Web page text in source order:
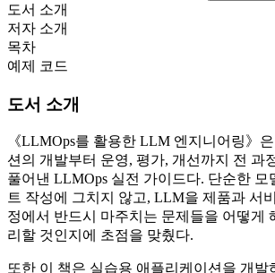
도서 소개
저자 소개
목차
예제 코드
도서 소개
《LLMOps를 활용한 LLM 엔지니어링》
션의 개발부터 운영, 평가, 개선까지 전 과
풀어낸 LLMOps 실전 가이드다. 단순한 모
트 작성에 그치지 않고, LLM을 제품과 서
정에서 반드시 마주치는 문제들을 어떻게
리할 것인지에 초점을 맞췄다.
또한 이 책은 실습용 애플리케이션을 개발